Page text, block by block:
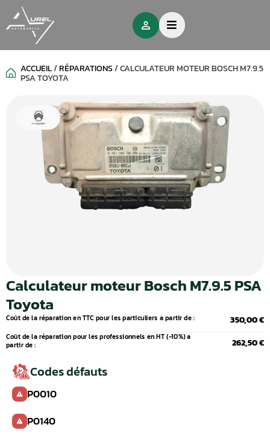
ACCUEIL/RÉPARATIONS/CALCULATEUR MOTEUR BOSCH M7.9.5
PSA TOYOTA
Calculateur moteur Bosch M7.9.5 PSA
Toyota
Coût de la réparation en TTC pour les particuliers a partir de : 350,00 €
Coût de la réparation pour les professionnels en HT (-10%) a
partir de :
262,50 €
Codes défauts
P0010
P0140